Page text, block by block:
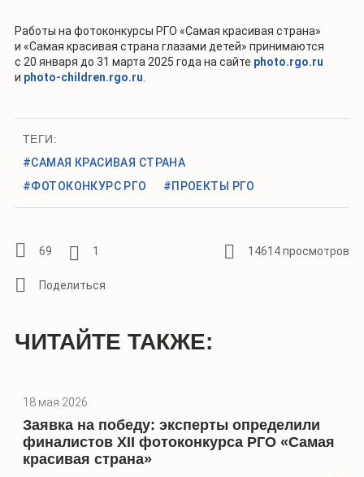
Работы на фотоконкурсы РГО «Самая красивая страна»
и «Самая красивая страна глазами детей» принимаются
с 20 января до 31 марта 2025 года на сайте photo.rgo.ru
и photo-children.rgo.ru.
ТЕГИ:
#САМАЯ КРАСИВАЯ СТРАНА
#ФОТОКОНКУРС РГО
#ПРОЕКТЫ РГО
69 1 14614 просмотров
ЧИТАЙТЕ ТАКЖЕ:
18 мая 2026
Заявка на победу: эксперты определили
финалистов XII фотоконкурса РГО «Самая
красивая страна»